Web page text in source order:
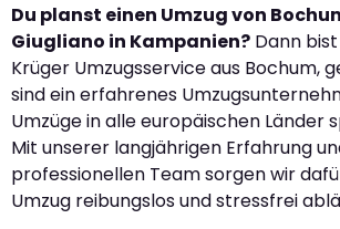
Du planst einen Umzug von
Giugliano in Kampanien? Dann
Krüger Umzugsservice aus Bochum,
sind ein erfahrenes
Umzüge in alle europäischen Länder
Mit unserer langjährigen Erfahrung
professionellen Team sorgen wir
Umzug reibungslos und stressfrei